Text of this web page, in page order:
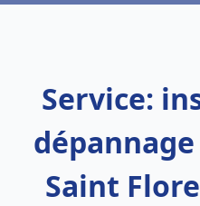
Service:
Saint